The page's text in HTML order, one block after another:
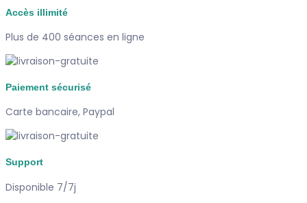
Accès illimité
Plus de 400 séances en ligne
Paiement sécurisé
Carte bancaire, Paypal
Support
Disponible 7/7j